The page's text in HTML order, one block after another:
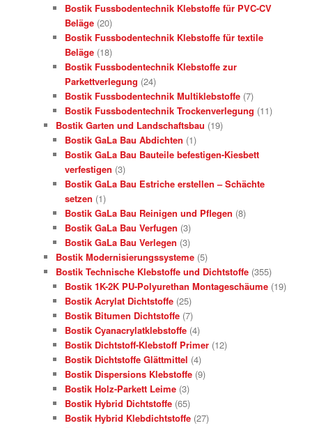
Bostik Fussbodentechnik Klebstoffe für PVC-CV
Beläge (20)
Bostik Fussbodentechnik Klebstoffe für textile
Beläge (18)
Bostik Fussbodentechnik Klebstoffe zur
Parkettverlegung (24)
Bostik Fussbodentechnik Multiklebstoffe (7)
Bostik Fussbodentechnik Trockenverlegung (11)
Bostik Garten und Landschaftsbau (19)
Bostik GaLa Bau Abdichten (1)
Bostik GaLa Bau Bauteile befestigen-Kiesbett
verfestigen (3)
Bostik GaLa Bau Estriche erstellen – Schächte
setzen (1)
Bostik GaLa Bau Reinigen und Pflegen (8)
Bostik GaLa Bau Verfugen (3)
Bostik GaLa Bau Verlegen (3)
Bostik Modernisierungssysteme (5)
Bostik Technische Klebstoffe und Dichtstoffe (355)
Bostik 1K-2K PU-Polyurethan Montageschäume (19)
Bostik Acrylat Dichtstoffe (25)
Bostik Bitumen Dichtstoffe (7)
Bostik Cyanacrylatklebstoffe (4)
Bostik Dichtstoff-Klebstoff Primer (12)
Bostik Dichtstoffe Glättmittel (4)
Bostik Dispersions Klebstoffe (9)
Bostik Holz-Parkett Leime (3)
Bostik Hybrid Dichtstoffe (65)
Bostik Hybrid Klebdichtstoffe (27)